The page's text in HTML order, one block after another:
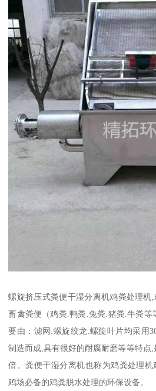
螺旋挤压式粪便干湿分离机鸡粪处理机
畜禽粪便（鸡粪.鸭粪.兔粪.猪粪.牛粪等
要由：滤网.螺旋绞龙.螺旋叶片均采用
制造而成,具有很好的耐腐耐磨等等特点
倍。粪便干湿分离机也称为鸡粪处理
鸡场必备的鸡粪脱水处理的环保设备。